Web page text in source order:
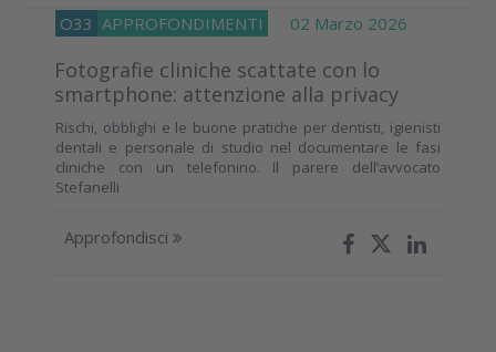
O33 APPROFONDIMENTI 02 Marzo 2026
Fotografie cliniche scattate con lo
smartphone: attenzione alla privacy
Rischi, obblighi e le buone pratiche per dentisti, igienisti
dentali e personale di studio nel documentare le fasi
cliniche con un telefonino. Il parere dell’avvocato
Stefanelli
Approfondisci